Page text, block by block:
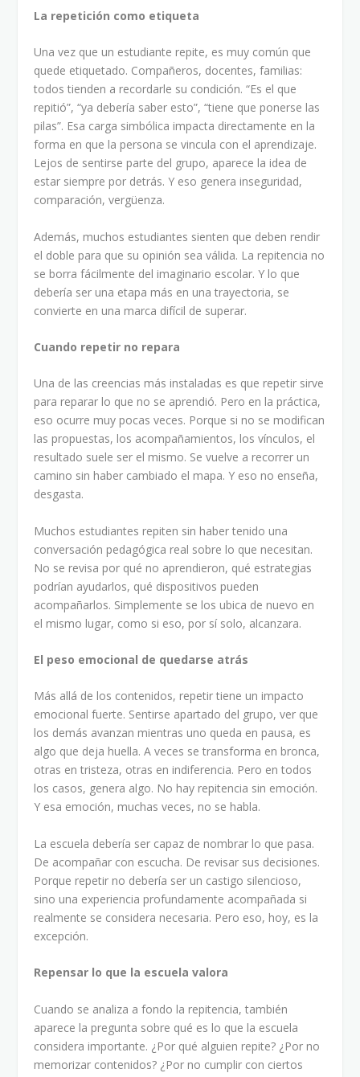
La repetición como etiqueta
Una vez que un estudiante repite, es muy común que
quede etiquetado. Compañeros, docentes, familias:
todos tienden a recordarle su condición. “Es el que
repitió”, “ya debería saber esto”, “tiene que ponerse las
pilas”. Esa carga simbólica impacta directamente en la
forma en que la persona se vincula con el aprendizaje.
Lejos de sentirse parte del grupo, aparece la idea de
estar siempre por detrás. Y eso genera inseguridad,
comparación, vergüenza.
Además, muchos estudiantes sienten que deben rendir
el doble para que su opinión sea válida. La repitencia no
se borra fácilmente del imaginario escolar. Y lo que
debería ser una etapa más en una trayectoria, se
convierte en una marca difícil de superar.
Cuando repetir no repara
Una de las creencias más instaladas es que repetir sirve
para reparar lo que no se aprendió. Pero en la práctica,
eso ocurre muy pocas veces. Porque si no se modifican
las propuestas, los acompañamientos, los vínculos, el
resultado suele ser el mismo. Se vuelve a recorrer un
camino sin haber cambiado el mapa. Y eso no enseña,
desgasta.
Muchos estudiantes repiten sin haber tenido una
conversación pedagógica real sobre lo que necesitan.
No se revisa por qué no aprendieron, qué estrategias
podrían ayudarlos, qué dispositivos pueden
acompañarlos. Simplemente se los ubica de nuevo en
el mismo lugar, como si eso, por sí solo, alcanzara.
El peso emocional de quedarse atrás
Más allá de los contenidos, repetir tiene un impacto
emocional fuerte. Sentirse apartado del grupo, ver que
los demás avanzan mientras uno queda en pausa, es
algo que deja huella. A veces se transforma en bronca,
otras en tristeza, otras en indiferencia. Pero en todos
los casos, genera algo. No hay repitencia sin emoción.
Y esa emoción, muchas veces, no se habla.
La escuela debería ser capaz de nombrar lo que pasa.
De acompañar con escucha. De revisar sus decisiones.
Porque repetir no debería ser un castigo silencioso,
sino una experiencia profundamente acompañada si
realmente se considera necesaria. Pero eso, hoy, es la
excepción.
Repensar lo que la escuela valora
Cuando se analiza a fondo la repitencia, también
aparece la pregunta sobre qué es lo que la escuela
considera importante. ¿Por qué alguien repite? ¿Por no
memorizar contenidos? ¿Por no cumplir con ciertos